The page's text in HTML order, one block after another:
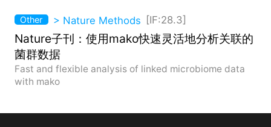
Other > Nature Methods [IF:28.3]
Nature子刊：使用mako快速灵活地分析关联的
菌群数据
Fast and flexible analysis of linked microbiome data
with mako